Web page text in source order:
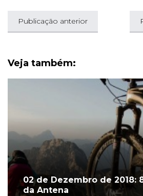
Publicação anterior
Veja também:
02 de Dezembro de 2018:
da Antena